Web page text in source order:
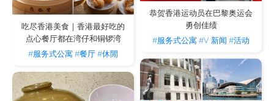
恭贺香港运动员在巴黎奥运会
勇创佳绩
#服务式公寓#V 新闻 #活动
吃尽香港美食｜香港最好吃的
点心餐厅都在湾仔和铜锣湾
#服务式公寓#餐厅#休閒